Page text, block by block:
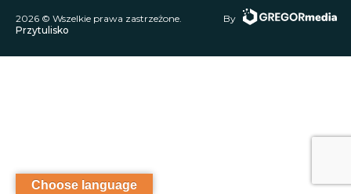
Choose language
2026 © Wszelkie prawa zastrzeżone.
Przytulisko
By